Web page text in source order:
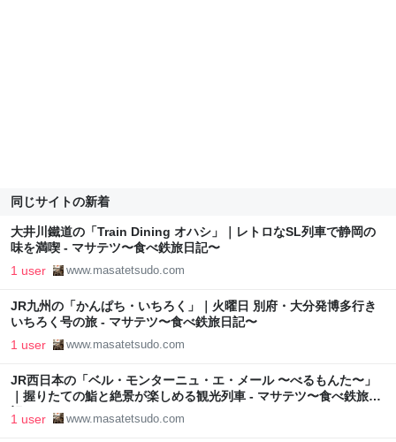
同じサイトの新着
大井川鐵道の「Train Dining オハシ」｜レトロなSL列車で静岡の
味を満喫 - マサテツ〜食べ鉄旅日記〜
1 user www.masatetsudo.com
JR九州の「かんぱち・いちろく」｜火曜日 別府・大分発博多行き
いちろく号の旅 - マサテツ〜食べ鉄旅日記〜
1 user www.masatetsudo.com
JR西日本の「ベル・モンターニュ・エ・メール 〜べるもんた〜」
｜握りたての鮨と絶景が楽しめる観光列車 - マサテツ〜食べ鉄旅日
記〜
1 user www.masatetsudo.com